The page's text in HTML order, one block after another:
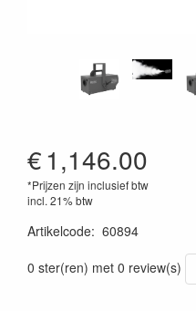
€1,146.00
*Prijzen zijn inclusief btw
incl. 21% btw
Artikelcode: 60894
0 ster(ren) met 0 review(s)